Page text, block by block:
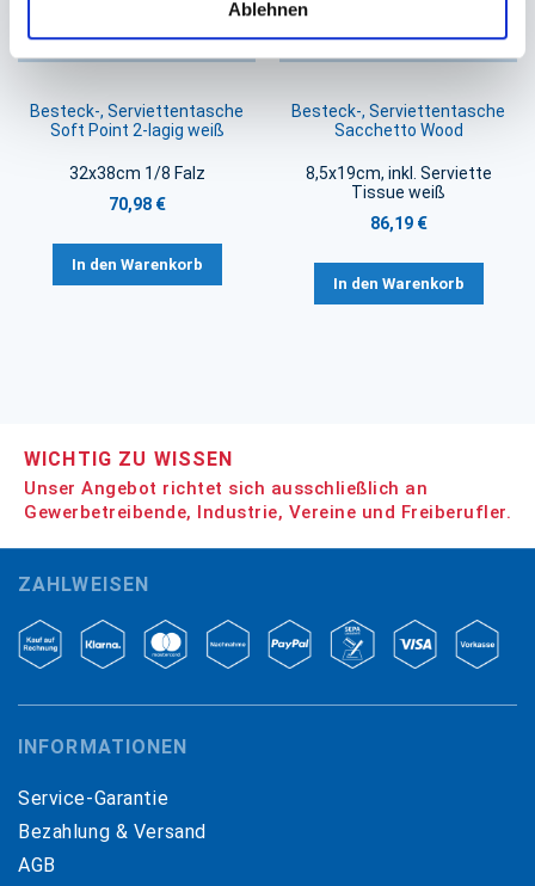
Ablehnen
Besteck-, Serviettentasche
Soft Point 2-lagig weiß
32x38cm 1/8 Falz
70,98 €
In den Warenkorb
Besteck-, Serviettentasche
Sacchetto Wood
8,5x19cm, inkl. Serviette
Tissue weiß
86,19 €
In den Warenkorb
WICHTIG ZU WISSEN
Unser Angebot richtet sich ausschließlich an
Gewerbetreibende, Industrie, Vereine und Freiberufler.
ZAHLWEISEN
INFORMATIONEN
Service-Garantie
Bezahlung & Versand
AGB